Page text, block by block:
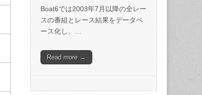
Boat6では2003年7月以降の全レー
スの番組とレース結果をデータベ
ース化し、…
Read more →